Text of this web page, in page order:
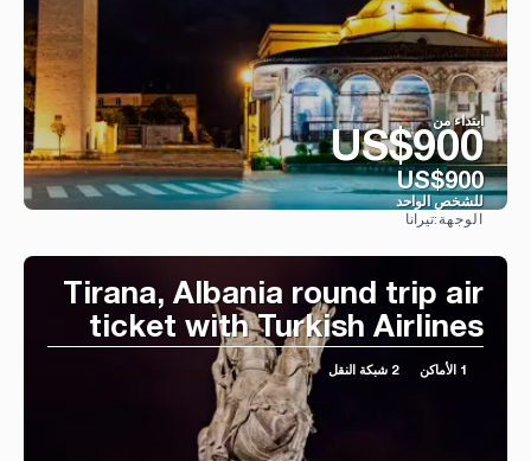
ابتداء من
US$900
US$900
للشخص الواحد
الوجهة:تيرانا
Tirana, Albania round trip air
ticket with Turkish Airlines
1 الأماكن 2 شبكة النقل